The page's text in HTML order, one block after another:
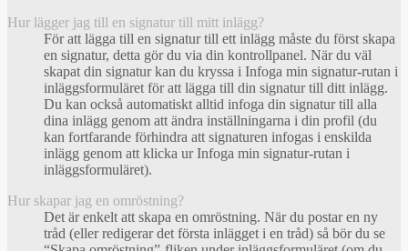
Hur lägger jag till en signatur till mitt inlägg?
För att lägga till en signatur till ett inlägg måste du först skapa
en signatur, detta gör du via din kontrollpanel. När du väl
skapat din signatur kan du kryssa i Infoga min signatur-rutan i
inläggsformuläret för att lägga till din signatur till ditt inlägg.
Du kan också automatiskt alltid infoga din signatur till alla
dina inlägg genom att ändra inställningarna i din profil (du
kan fortfarande förhindra att signaturen infogas i enskilda
inlägg genom att klicka ur Infoga min signatur-rutan i
inläggsformuläret).
Hur skapar jag en omröstning?
Det är enkelt att skapa en omröstning. När du postar en ny
tråd (eller redigerar det första inlägget i en tråd) så bör du se